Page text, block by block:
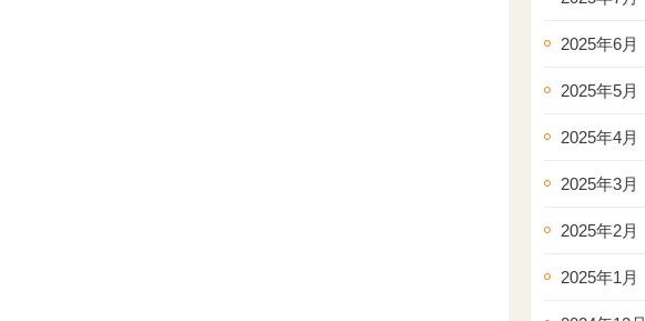
2025年6月
2025年5月
2025年4月
2025年3月
2025年2月
2025年1月